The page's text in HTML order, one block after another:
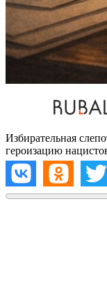
Избирательная
героизацию